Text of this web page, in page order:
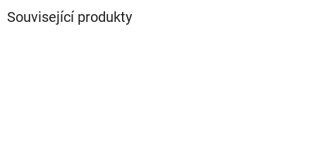
Související produkty